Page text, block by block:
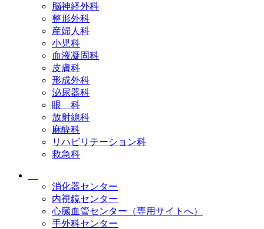
脳神経外科
整形外科
産婦人科
小児科
血液凝固科
皮膚科
形成外科
泌尿器科
眼 科
放射線科
麻酔科
リハビリテーション科
救急科
消化器センター
内視鏡センター
心臓血管センター（専用サイトへ）
手外科センター